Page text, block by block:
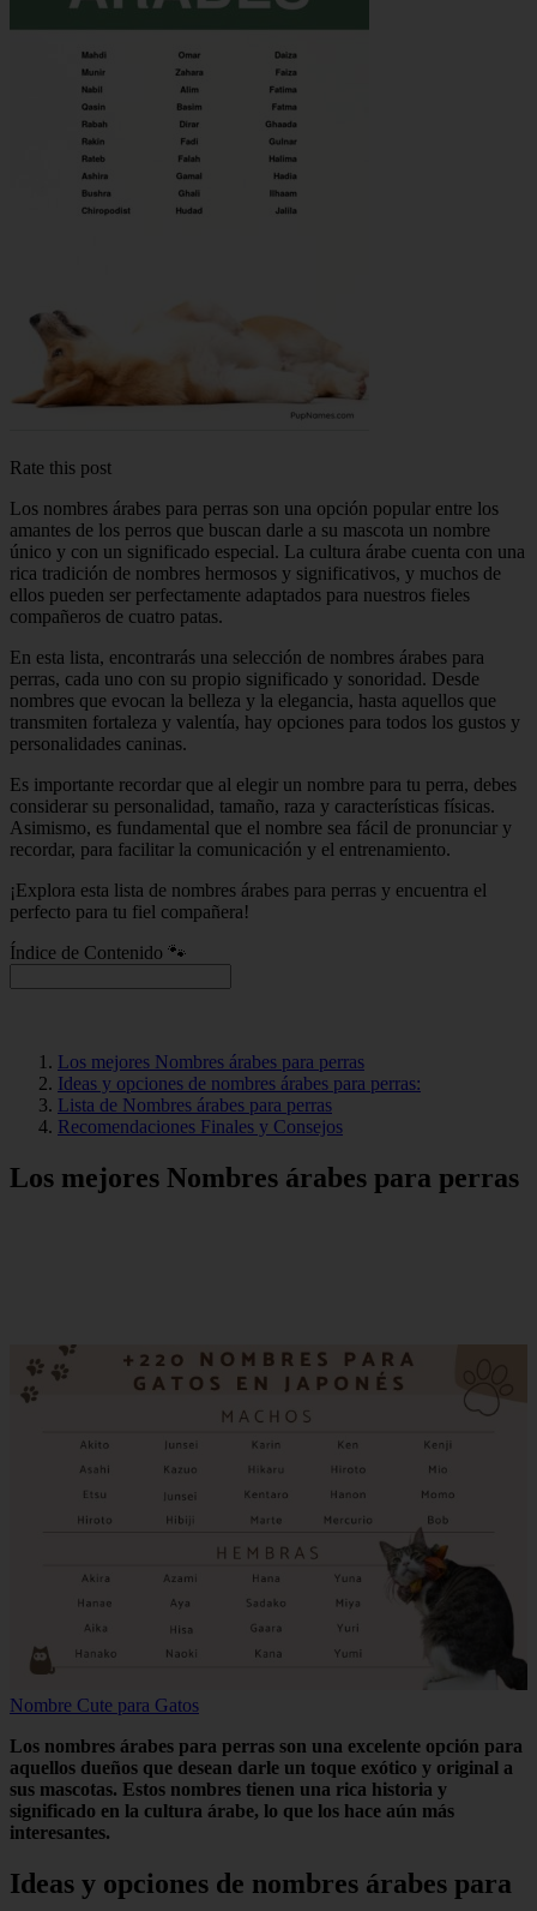
Rate this post
Los nombres árabes para perras son una opción popular entre los
amantes de los perros que buscan darle a su mascota un nombre
único y con un significado especial. La cultura árabe cuenta con una
rica tradición de nombres hermosos y significativos, y muchos de
ellos pueden ser perfectamente adaptados para nuestros fieles
compañeros de cuatro patas.
En esta lista, encontrarás una selección de nombres árabes para
perras, cada uno con su propio significado y sonoridad. Desde
nombres que evocan la belleza y la elegancia, hasta aquellos que
transmiten fortaleza y valentía, hay opciones para todos los gustos y
personalidades caninas.
Es importante recordar que al elegir un nombre para tu perra, debes
considerar su personalidad, tamaño, raza y características físicas.
Asimismo, es fundamental que el nombre sea fácil de pronunciar y
recordar, para facilitar la comunicación y el entrenamiento.
¡Explora esta lista de nombres árabes para perras y encuentra el
perfecto para tu fiel compañera!
Índice de Contenido 🐾
Los mejores Nombres árabes para perras
Ideas y opciones de nombres árabes para perras:
Lista de Nombres árabes para perras
Recomendaciones Finales y Consejos
Los mejores Nombres árabes para perras
Nombre Cute para Gatos
Los nombres árabes para perras son una excelente opción para
aquellos dueños que desean darle un toque exótico y original a
sus mascotas. Estos nombres tienen una rica historia y
significado en la cultura árabe, lo que los hace aún más
interesantes.
Ideas y opciones de nombres árabes para